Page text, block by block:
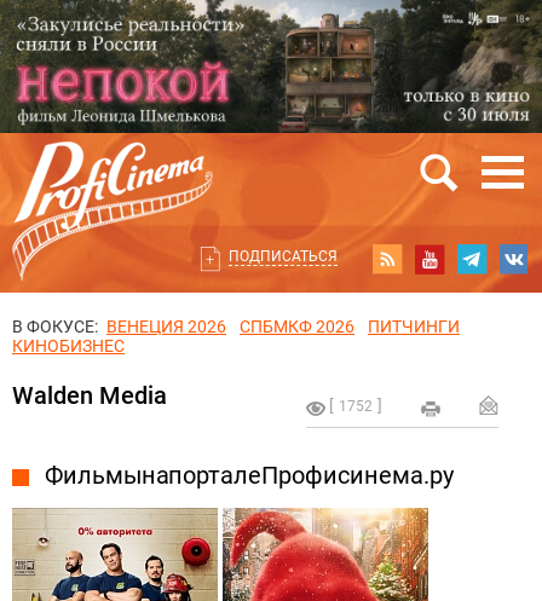
ПОДПИСАТЬСЯ
В ФОКУСЕ: ВЕНЕЦИЯ 2026 СПБМКФ 2026
ПИТЧИНГИ
КИНОБИЗНЕС
1752
Walden Media
Фильмы на портале Профисинема.ру